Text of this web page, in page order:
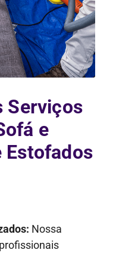
Serviços
e
Estofados
Nossa